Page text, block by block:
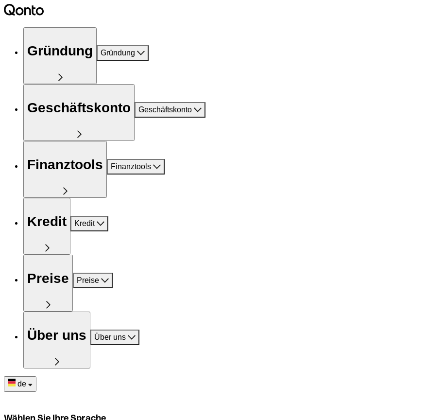
Gründung Gründung
Geschäftskonto Geschäftskonto
Finanztools Finanztools
Kredit Kredit
Preise Preise
Über uns Über uns
de
Wählen Sie Ihre Sprache